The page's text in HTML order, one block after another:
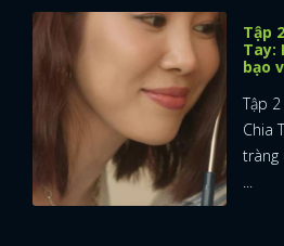
Tập
Tay:
bạo
Tập
Chia
tràng